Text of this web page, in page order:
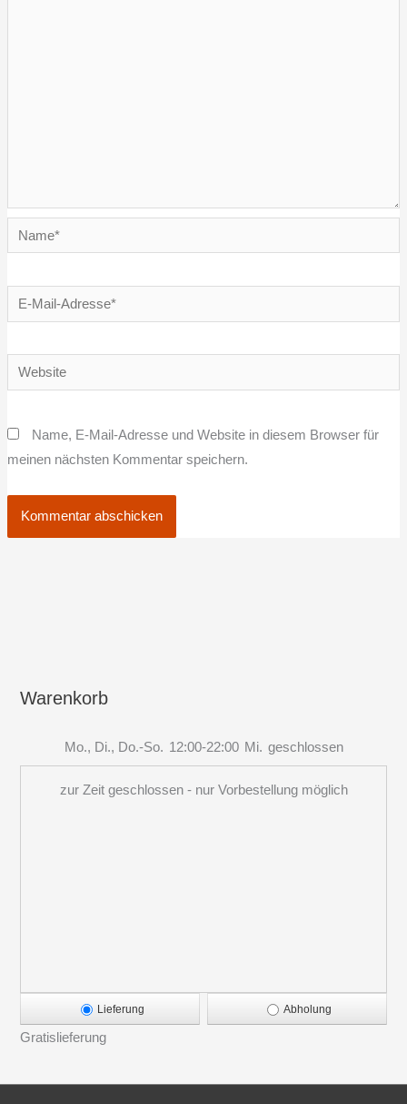
Name*
E-
Mail-
Website
Name, E-Mail-Adresse und Website in diesem Browser für
meinen nächsten Kommentar speichern.
Warenkorb
Mo., Di., Do.-So. 12:00-22:00 Mi. geschlossen
zur Zeit geschlossen - nur Vorbestellung möglich
Lieferung Abholung
Gratislieferung